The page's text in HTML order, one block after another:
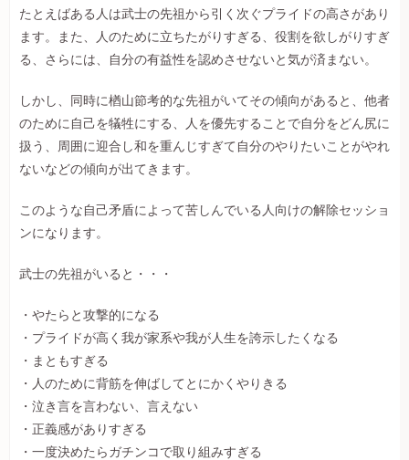
たとえばある人は武士の先祖から引く次ぐプライドの高さがあり
ます。また、人のために立ちたがりすぎる、役割を欲しがりすぎ
る、さらには、自分の有益性を認めさせないと気が済まない。
しかし、同時に楢山節考的な先祖がいてその傾向があると、他者
のために自己を犠牲にする、人を優先することで自分をどん尻に
扱う、周囲に迎合し和を重んじすぎて自分のやりたいことがやれ
ないなどの傾向が出てきます。
このような自己矛盾によって苦しんでいる人向けの解除セッショ
ンになります。
武士の先祖がいると・・・
・やたらと攻撃的になる
・プライドが高く我が家系や我が人生を誇示したくなる
・まともすぎる
・人のために背筋を伸ばしてとにかくやりきる
・泣き言を言わない、言えない
・正義感がありすぎる
・一度決めたらガチンコで取り組みすぎる